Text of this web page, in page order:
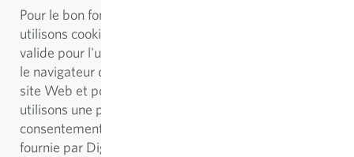
Pour le bon fonctionnement de notre site Web, nous
utilisons cookies. Afin d'obtenir votre consentement
valide pour l'utilisation et le stockage de cookies dans
le navigateur que vous utilisez pour accéder à notre
site Web et pour documenter correctement ceci, nous
utilisons une plateforme de gestion des
consentements : CookieFirst. Cette technologie est
fournie par Digital Data Solutions BV, Plantage